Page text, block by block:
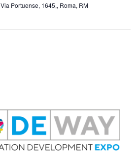
Via Portuense, 1645,, Roma, RM